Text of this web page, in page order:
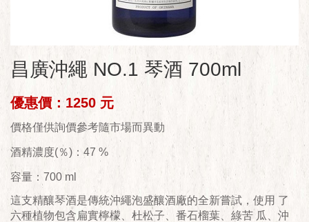
昌廣沖繩 NO.1 琴酒 700ml
優惠價：1250 元
價格僅供詢價參考隨市場而異動
酒精濃度(％)：47 %
容量：700 ml
這支精釀琴酒是傳統沖繩泡盛釀酒廠的全新嘗試，使用 了
六種植物包含扁實檸檬、杜松子、番石榴葉、綠苦 瓜、沖